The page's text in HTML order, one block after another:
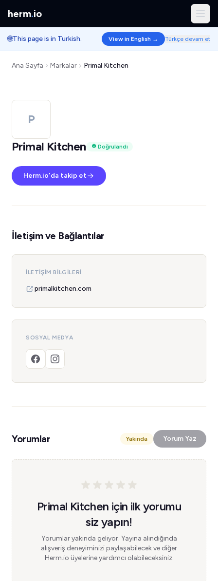
herm.io
🌐This page is in Turkish. View in English → Türkçe devam et
Ana Sayfa Markalar Primal Kitchen
P
Primal Kitchen
Doğrulandı
Herm.io'da takip et
İletişim ve Bağlantılar
İLETIŞIM BILGILERI
primalkitchen.com
SOSYAL MEDYA
Yorumlar Yakında Yorum Yaz
Primal Kitchen için ilk yorumu
siz yapın!
Yorumlar yakında geliyor. Yayına alındığında
alışveriş deneyiminizi paylaşabilecek ve diğer
Herm.io üyelerine yardımcı olabileceksiniz.